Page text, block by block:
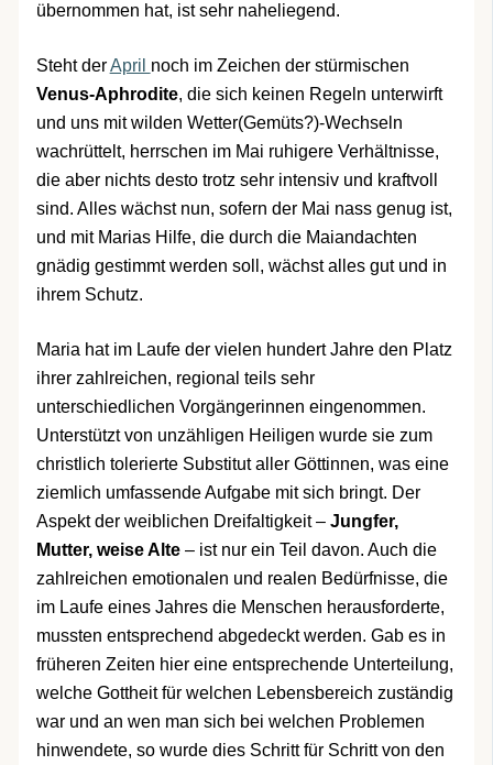
übernommen hat, ist sehr naheliegend.
Steht derApril noch im Zeichen der stürmischen
Venus-Aphrodite, die sich keinen Regeln unterwirft
und uns mit wilden Wetter(Gemüts?)-Wechseln
wachrüttelt, herrschen im Mai ruhigere Verhältnisse,
die aber nichts desto trotz sehr intensiv und kraftvoll
sind. Alles wächst nun, sofern der Mai nass genug ist,
und mit Marias Hilfe, die durch die Maiandachten
gnädig gestimmt werden soll, wächst alles gut und in
ihrem Schutz.
Maria hat im Laufe der vielen hundert Jahre den Platz
ihrer zahlreichen, regional teils sehr
unterschiedlichen Vorgängerinnen eingenommen.
Unterstützt von unzähligen Heiligen wurde sie zum
christlich tolerierte Substitut aller Göttinnen, was eine
ziemlich umfassende Aufgabe mit sich bringt. Der
Aspekt der weiblichen Dreifaltigkeit – Jungfer,
Mutter, weise Alte– ist nur ein Teil davon. Auch die
zahlreichen emotionalen und realen Bedürfnisse, die
im Laufe eines Jahres die Menschen herausforderte,
mussten entsprechend abgedeckt werden. Gab es in
früheren Zeiten hier eine entsprechende Unterteilung,
welche Gottheit für welchen Lebensbereich zuständig
war und an wen man sich bei welchen Problemen
hinwendete, so wurde dies Schritt für Schritt von den